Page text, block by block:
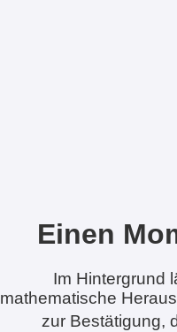
Einen
Im Hintergrund
mathematische
zur Bestätigung,